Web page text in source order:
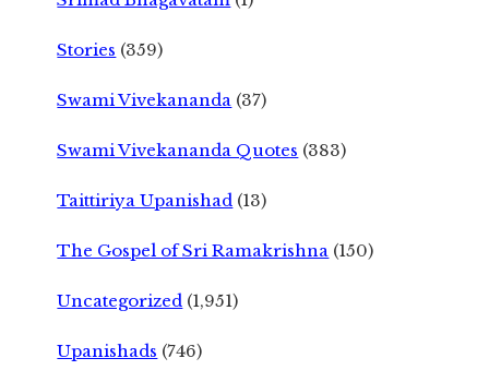
Stories (359)
Swami Vivekananda (37)
Swami Vivekananda Quotes (383)
Taittiriya Upanishad (13)
The Gospel of Sri Ramakrishna (150)
Uncategorized (1,951)
Upanishads (746)